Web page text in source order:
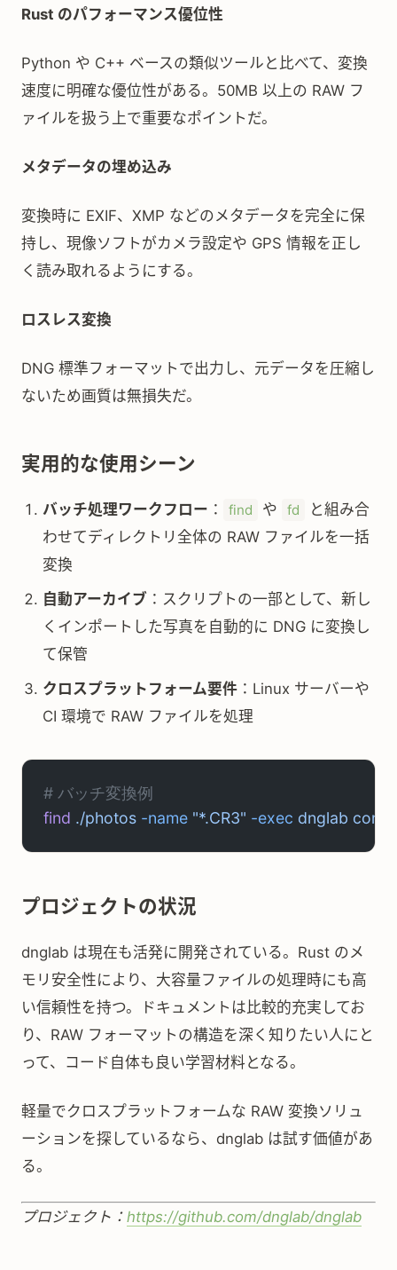
Rust のパフォーマンス優位性
Python や C++ ベースの類似ツールと比べて、変換
速度に明確な優位性がある。50MB 以上の RAW フ
ァイルを扱う上で重要なポイントだ。
メタデータの埋め込み
変換時に EXIF、XMP などのメタデータを完全に保
持し、現像ソフトがカメラ設定や GPS 情報を正し
く読み取れるようにする。
ロスレス変換
DNG 標準フォーマットで出力し、元データを圧縮し
ないため画質は無損失だ。
実用的な使用シーン
バッチ処理ワークフロー ： find や fd
と組み合
わせてディレクトリ全体の RAW ファイルを一括
変換
自動アーカイブ ：スクリプトの一部として、新し
くインポートした写真を自動的に DNG に変換し
て保管
クロスプラットフォーム要件 ：Linux サーバーや
CI 環境で RAW ファイルを処理
# バッチ変換例
find ./photos -name "*.CR3" -exec dnglab
プロジェクトの状況
dnglab は現在も活発に開発されている。Rust のメ
モリ安全性により、大容量ファイルの処理時にも高
い信頼性を持つ。ドキュメントは比較的充実してお
り、RAW フォーマットの構造を深く知りたい人にと
って、コード自体も良い学習材料となる。
軽量でクロスプラットフォームな RAW 変換ソリュ
ーションを探しているなら、dnglab は試す価値があ
る。
プロジェクト： https://github.com/dnglab/dnglab